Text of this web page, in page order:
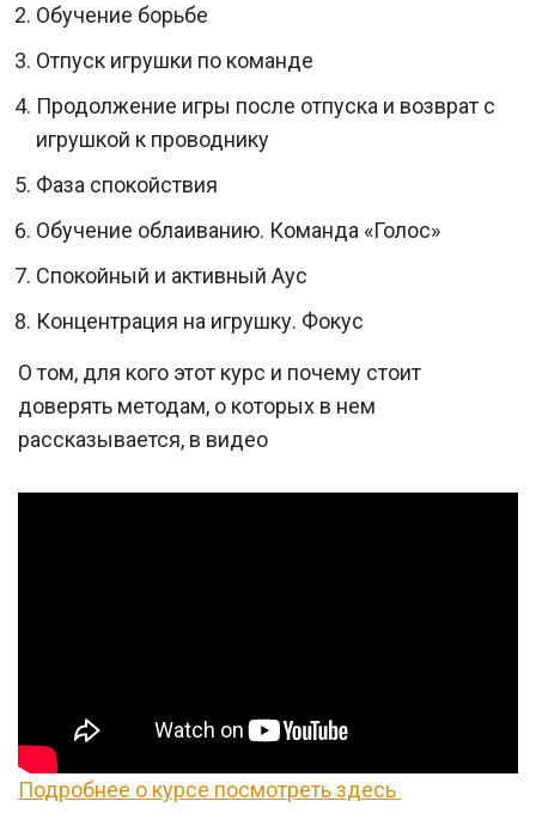
Обучение борьбе
Отпуск игрушки по команде
Продолжение игры после отпуска и возврат с
игрушкой к проводнику
Фаза спокойствия
Обучение облаиванию. Команда «Голос»
Спокойный и активный Аус
Концентрация на игрушку. Фокус
О том, для кого этот курс и почему стоит
доверять методам, о которых в нем
рассказывается, в видео
Подробнее о курсе посмотреть здесь